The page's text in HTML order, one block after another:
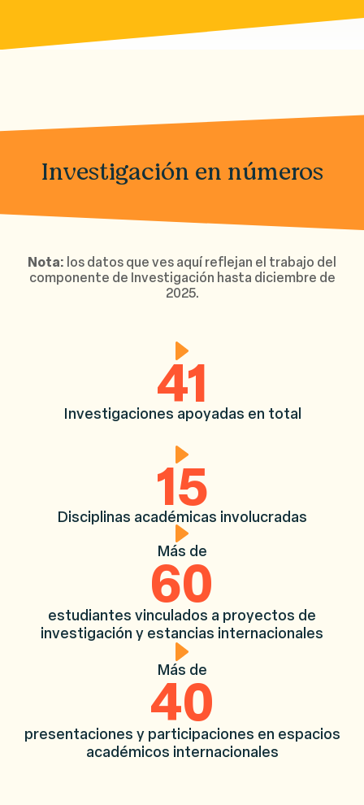
Investigación en números
Nota: los datos que ves aquí reflejan el trabajo del
componente de Investigación hasta diciembre de
2025.
41
Investigaciones apoyadas en total
15
Disciplinas académicas involucradas
Más de
60
estudiantes vinculados a proyectos de
investigación y estancias internacionales
Más de
40
presentaciones y participaciones en espacios
académicos internacionales